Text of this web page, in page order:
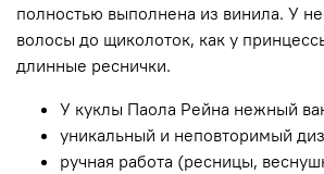
полностью выполнена из винила. У
волосы до щиколоток, как у
длинные реснички.
У куклы Паола Рейна нежный
уникальный и неповторимый
ручная работа (ресницы,